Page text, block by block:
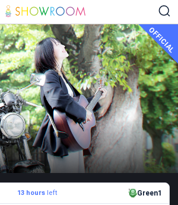
OFFICIAL
13 hoursleft Green1